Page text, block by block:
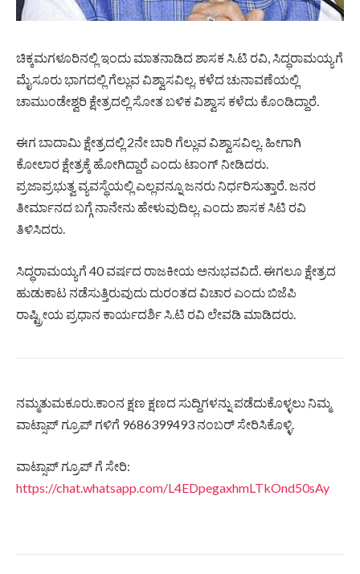
ಚಿಕ್ಕಮಗಳೂರಿನಲ್ಲಿ ಇಂದು ಮಾತನಾಡಿದ ಶಾಸಕ ಸಿ.ಟಿ ರವಿ, ಸಿದ್ಧರಾಮಯ್ಯಗೆ
ಮೈಸೂರು ಭಾಗದಲ್ಲಿ ಗೆಲ್ಲುವ ವಿಶ್ವಾಸವಿಲ್ಲ. ಕಳೆದ ಚುನಾವಣೆಯಲ್ಲಿ
ಚಾಮುಂಡೇಶ್ವರಿ ಕ್ಷೇತ್ರದಲ್ಲಿ ಸೋತ ಬಳಿಕ ವಿಶ್ವಾಸ ಕಳೆದು ಕೊಂಡಿದ್ದಾರೆ.
ಈಗ ಬಾದಾಮಿ ಕ್ಷೇತ್ರದಲ್ಲಿ 2ನೇ ಬಾರಿ ಗೆಲ್ಲುವ ವಿಶ್ವಾಸವಿಲ್ಲ. ಹೀಗಾಗಿ
ಕೋಲಾರ ಕ್ಷೇತ್ರಕ್ಕೆ ಹೋಗಿದ್ದಾರೆ ಎಂದು ಟಾಂಗ್ ನೀಡಿದರು.
ಪ್ರಜಾಪ್ರಭುತ್ವ ವ್ಯವಸ್ಥೆಯಲ್ಲಿ ಎಲ್ಲವನ್ನೂ ಜನರು ನಿರ್ಧರಿಸುತ್ತಾರೆ. ಜನರ
ತೀರ್ಮಾನದ ಬಗ್ಗೆ ನಾನೇನು ಹೇಳುವುದಿಲ್ಲ. ಎಂದು ಶಾಸಕ ಸಿಟಿ ರವಿ
ತಿಳಿಸಿದರು.
ಸಿದ್ಧರಾಮಯ್ಯಗೆ 40 ವರ್ಷದ ರಾಜಕೀಯ ಅನುಭವವಿದೆ. ಈಗಲೂ ಕ್ಷೇತ್ರದ
ಹುಡುಕಾಟ ನಡೆಸುತ್ತಿರುವುದು ದುರಂತದ ವಿಚಾರ ಎಂದು ಬಿಜೆಪಿ
ರಾಷ್ಟ್ರೀಯ ಪ್ರಧಾನ ಕಾರ್ಯದರ್ಶಿ ಸಿ.ಟಿ ರವಿ ಲೇವಡಿ ಮಾಡಿದರು.
ನಮ್ಮತುಮಕೂರು.ಕಾಂನ ಕ್ಷಣ ಕ್ಷಣದ ಸುದ್ದಿಗಳನ್ನು ಪಡೆದುಕೊಳ್ಳಲು ನಿಮ್ಮ
ವಾಟ್ಸಾಪ್ ಗ್ರೂಪ್ ಗಳಿಗೆ 9686399493 ನಂಬರ್ ಸೇರಿಸಿಕೊಳ್ಳಿ.
ವಾಟ್ಸಾಪ್ ಗ್ರೂಪ್ ಗೆ ಸೇರಿ:
https://chat.whatsapp.com/L4EDpegaxhmLTkOnd50sAy